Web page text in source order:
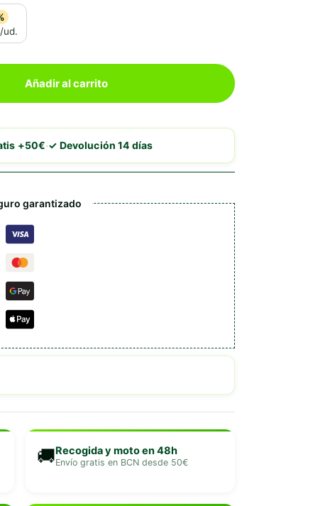
ud.
Añadir al carrito
+50€·✓ Devolución 14 días
garantizado
🚚Recogida y moto en 48h
Envío gratis en BCN desde 50€